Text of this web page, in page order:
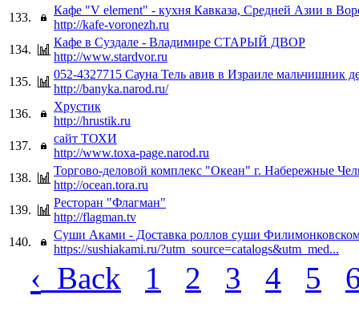
133.
Кафе "V element" - кухня Кавказа, Средней Азии в
http://kafe-voronezh.ru
134.
Кафе в Суздале - Владимире СТАРЫЙ ДВОР
http://www.stardvor.ru
135.
052-4327715 Сауна Тель авив в Израиле мальчишник
http://banyka.narod.ru/
136.
Хрустик
http://hrustik.ru
137.
сайт ТОХИ
http://www.toxa-page.narod.ru
138.
Торгово-деловой комплекс "Океан" г. Набережные
http://ocean.tora.ru
139.
Ресторан "Флагман"
http://flagman.tv
140.
Суши Аками - Доставка роллов суши
https://sushiakami.ru/?utm_source=catalogs&utm_med...
‹ Back 1 2 3 4 5